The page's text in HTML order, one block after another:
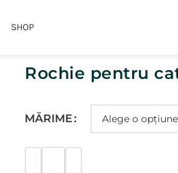
SHOP
Rochie pentru
MĂRIME